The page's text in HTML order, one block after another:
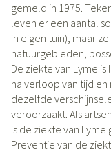
gemeld in 1975.
leven er een aantal
in eigen tuin), maar
natuurgebieden,
De ziekte van Lyme
na verloop van tijd
dezelfde
veroorzaakt. Als
is de ziekte van
Preventie van de